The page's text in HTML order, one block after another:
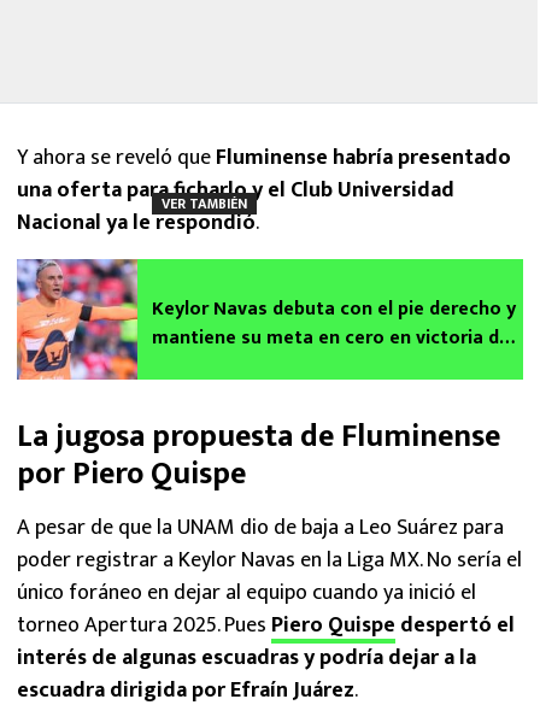
Y ahora se reveló queFluminense habría presentado
una oferta para ficharlo y el Club Universidad
Nacional ya le respondió.
VER TAMBIÉN
Keylor Navas debuta con el pie derecho y
mantiene su meta en cero en victoria de
La jugosa propuesta de Fluminense
por Piero Quispe
A pesar de que la UNAM dio de baja a Leo Suárez para
poder registrar a Keylor Navas en la Liga MX. No sería el
único foráneo en dejar al equipo cuando ya inició el
torneo Apertura 2025. Pues Piero Quispe despertó el
interés de algunas escuadras y podría dejar a la
escuadra dirigida por Efraín Juárez.